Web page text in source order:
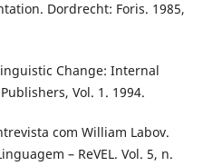
Dordrecht: Foris. 1985,
Change: Internal
Vol. 1. 1994.
com William Labov.
– ReVEL. Vol. 5, n.